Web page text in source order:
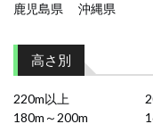
鹿児島県
沖縄県
高さ別
220m以上
180m～200m